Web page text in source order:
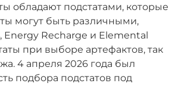
обладают подстатами, которые
могут быть различными,
Energy Recharge и Elemental
при выборе артефактов, так
4 апреля 2026 года был
подбора подстатов под